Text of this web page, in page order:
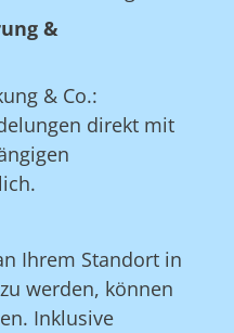
&
& Co.:
direkt mit
Ihrem Standort in
werden, können
Inklusive